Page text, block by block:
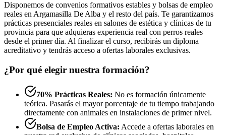
Disponemos de convenios formativos estables y bolsas de empleo
reales en Argamasilla De Alba y el resto del país. Te garantizamos
prácticas presenciales reales en salones de estética y clínicas de tu
provincia para que adquieras experiencia real con perros reales
desde el primer día. Al finalizar el curso, recibirás un diploma
acreditativo y tendrás acceso a ofertas laborales exclusivas.
¿Por qué elegir nuestra formación?
70% Prácticas Reales: No es formación únicamente
teórica. Pasarás el mayor porcentaje de tu tiempo trabajando
directamente con animales en instalaciones de primer nivel.
Bolsa de Empleo Activa: Accede a ofertas laborales en